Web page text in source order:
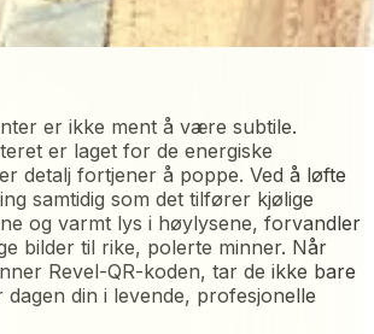
er ikke ment å være subtile.
er laget for de energiske
detalj fortjener å poppe. Ved å løfte
samtidig som det tilfører kjølige
og varmt lys i høylysene, forvandler
bilder til rike, polerte minner. Når
Revel-QR-koden, tar de ikke bare
dagen din i levende, profesjonelle